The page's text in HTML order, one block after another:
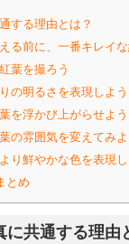
する理由とは？
る前に、一番キレイ
葉を撮ろう
の明るさを表現しよう
を浮かび上がらせよう
の雰囲気を変えてみよ
り鮮やかな色を表現し
とめ
に共通する理由